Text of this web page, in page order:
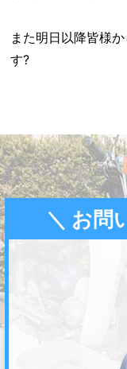
また明日以降皆様
す?
＼ お問